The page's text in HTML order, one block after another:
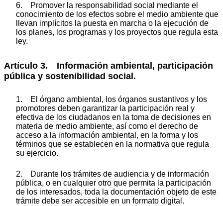
6. Promover la responsabilidad social mediante el
conocimiento de los efectos sobre el medio ambiente que
llevan implícitos la puesta en marcha o la ejecución de
los planes, los programas y los proyectos que regula esta
ley.
Artículo 3. Información ambiental, participación
pública y sostenibilidad social.
1. El órgano ambiental, los órganos sustantivos y los
promotores deben garantizar la participación real y
efectiva de los ciudadanos en la toma de decisiones en
materia de medio ambiente, así como el derecho de
acceso a la información ambiental, en la forma y los
términos que se establecen en la normativa que regula
su ejercicio.
2. Durante los trámites de audiencia y de información
pública, o en cualquier otro que permita la participación
de los interesados, toda la documentación objeto de este
trámite debe ser accesible en un formato digital.